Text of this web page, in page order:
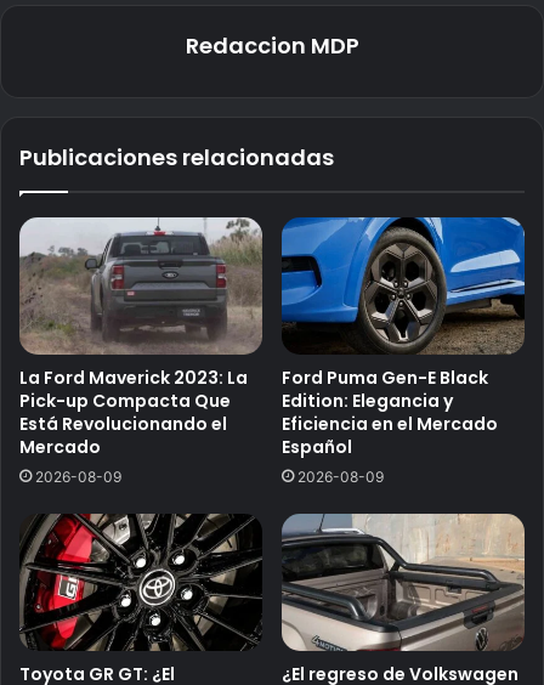
Redaccion MDP
Publicaciones relacionadas
La Ford Maverick 2023: La
Pick-up Compacta Que
Está Revolucionando el
Mercado
2026-08-09
Ford Puma Gen-E Black
Edition: Elegancia y
Eficiencia en el Mercado
Español
2026-08-09
Toyota GR GT: ¿El
¿El regreso de Volkswagen